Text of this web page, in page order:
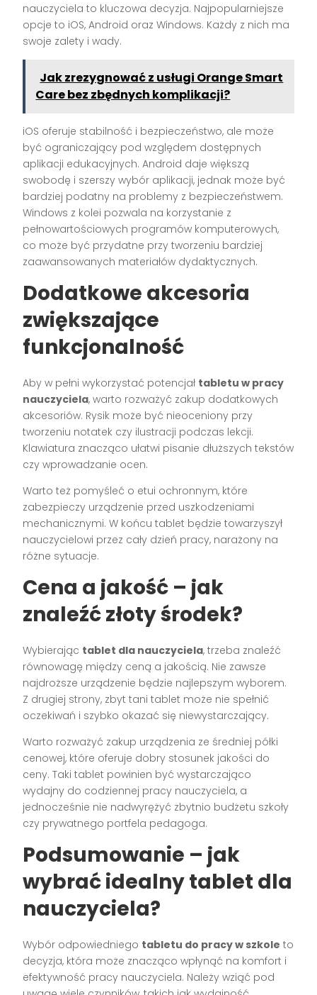
nauczyciela to kluczowa decyzja. Najpopularniejsze
opcje to iOS, Android oraz Windows. Każdy z nich ma
swoje zalety i wady.
Jak zrezygnować z usługi Orange Smart
Care bez zbędnych komplikacji?
iOS oferuje stabilność i bezpieczeństwo, ale może
być ograniczający pod względem dostępnych
aplikacji edukacyjnych. Android daje większą
swobodę i szerszy wybór aplikacji, jednak może być
bardziej podatny na problemy z bezpieczeństwem.
Windows z kolei pozwala na korzystanie z
pełnowartościowych programów komputerowych,
co może być przydatne przy tworzeniu bardziej
zaawansowanych materiałów dydaktycznych.
Dodatkowe akcesoria
zwiększające
funkcjonalność
Aby w pełni wykorzystać potencjał tabletu w pracy
nauczyciela, warto rozważyć zakup dodatkowych
akcesoriów. Rysik może być nieoceniony przy
tworzeniu notatek czy ilustracji podczas lekcji.
Klawiatura znacząco ułatwi pisanie dłuższych tekstów
czy wprowadzanie ocen.
Warto też pomyśleć o etui ochronnym, które
zabezpieczy urządzenie przed uszkodzeniami
mechanicznymi. W końcu tablet będzie towarzyszył
nauczycielowi przez cały dzień pracy, narażony na
różne sytuacje.
Cena a jakość – jak
znaleźć złoty środek?
Wybierając tablet dla nauczyciela, trzeba znaleźć
równowagę między ceną a jakością. Nie zawsze
najdroższe urządzenie będzie najlepszym wyborem.
Z drugiej strony, zbyt tani tablet może nie spełnić
oczekiwań i szybko okazać się niewystarczający.
Warto rozważyć zakup urządzenia ze średniej półki
cenowej, które oferuje dobry stosunek jakości do
ceny. Taki tablet powinien być wystarczająco
wydajny do codziennej pracy nauczyciela, a
jednocześnie nie nadwyrężyć zbytnio budżetu szkoły
czy prywatnego portfela pedagoga.
Podsumowanie – jak
wybrać idealny tablet dla
nauczyciela?
Wybór odpowiedniego tabletu do pracy w szkole to
decyzja, która może znacząco wpłynąć na komfort i
efektywność pracy nauczyciela. Należy wziąć pod